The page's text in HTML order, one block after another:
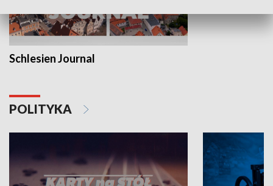
Schlesien Journal
POLITYKA